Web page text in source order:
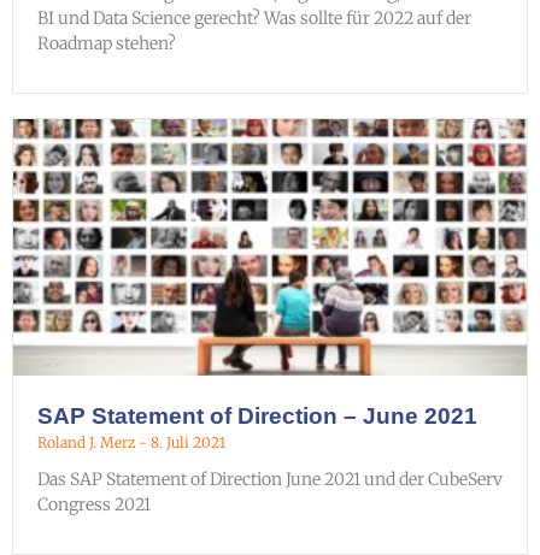
BI und Data Science gerecht? Was sollte für 2022 auf der
Roadmap stehen?
SAP Statement of Direction – June 2021
Roland J. Merz 8. Juli 2021
Das SAP Statement of Direction June 2021 und der CubeServ
Congress 2021